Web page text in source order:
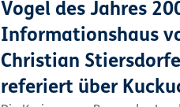
Vogel des Jahres
Informationshaus
Christian
referiert über